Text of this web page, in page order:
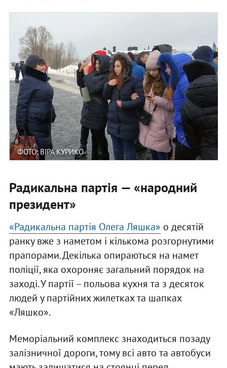
ФОТО: ВІРА КУРИКО
Радикальна партія — «народний
президент»
«Радикальна партія Олега Ляшка» о десятій
ранку вже з наметом і кількома розгорнутими
прапорами. Декілька опираються на намет
поліції, яка охороняє загальний порядок на
заході. У партії – польова кухня та з десяток
людей у партійних жилетках та шапках
«Ляшко».
Меморіальний комплекс знаходиться позаду
залізничної дороги, тому всі авто та автобуси